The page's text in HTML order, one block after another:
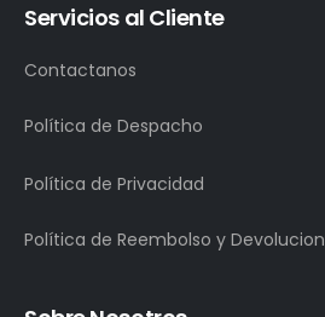
Servicios al Cliente
Contactanos
Política de Despacho
Política de Privacidad
Política de Reembolso y Devolucion